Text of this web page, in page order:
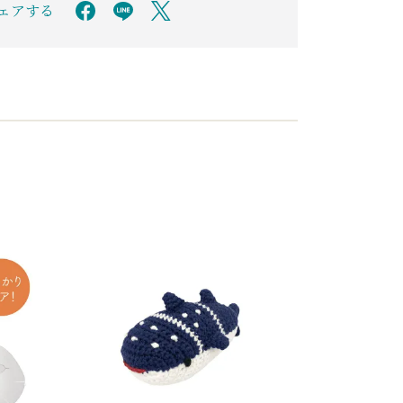
アする